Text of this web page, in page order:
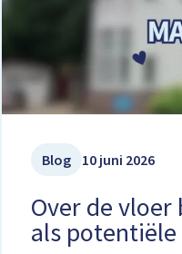
Blog 10 juni 2026
Over de vloer
als